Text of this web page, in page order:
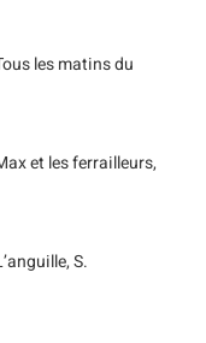
les matins du
et les ferrailleurs,
S.